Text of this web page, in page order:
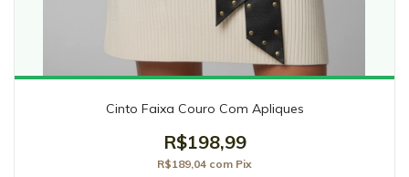
Cinto Faixa Couro Com Apliques
R$198,99
R$189,04 com Pix